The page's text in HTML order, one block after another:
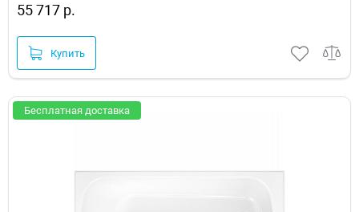
55 717 р.
Купить
Бесплатная доставка